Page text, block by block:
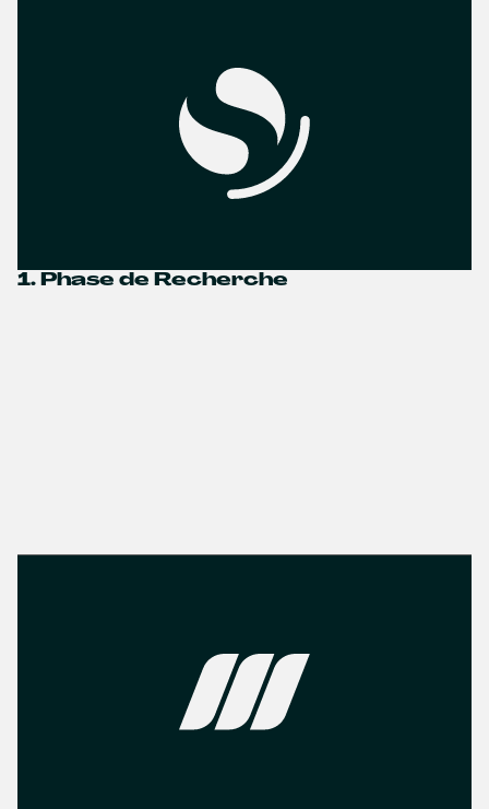
1. Phase de Recherche